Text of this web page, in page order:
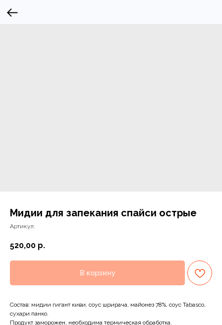
Мидии для запекания спайси острые
Артикул:
520,00 р.
В корзину
Состав: мидии гигант киви, соус шрирача, майонез 78%, соус Tabasco,
сухари панко.
Продукт заморожен, необходима термическая обработка.